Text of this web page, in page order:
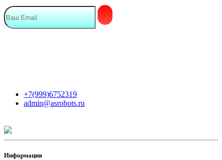
+7(999)6752319
admin@asrobots.ru
Информация